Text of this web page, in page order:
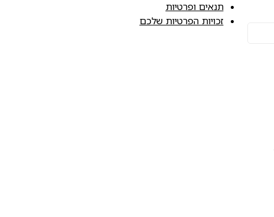
תנאים ופרטיות
זכויות הפרטיות שלכם